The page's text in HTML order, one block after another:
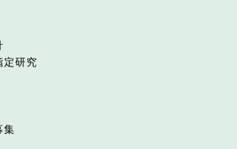
定研究
集